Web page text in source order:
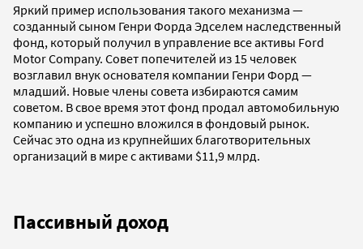
Яркий пример использования такого механизма —
созданный сыном Генри Форда Эдселем наследственный
фонд, который получил в управление все активы Ford
Motor Company. Совет попечителей из 15 человек
возглавил внук основателя компании Генри Форд —
младший. Новые члены совета избираются самим
советом. В свое время этот фонд продал автомобильную
компанию и успешно вложился в фондовый рынок.
Сейчас это одна из крупнейших благотворительных
организаций в мире с активами $11,9 млрд.
Пассивный доход